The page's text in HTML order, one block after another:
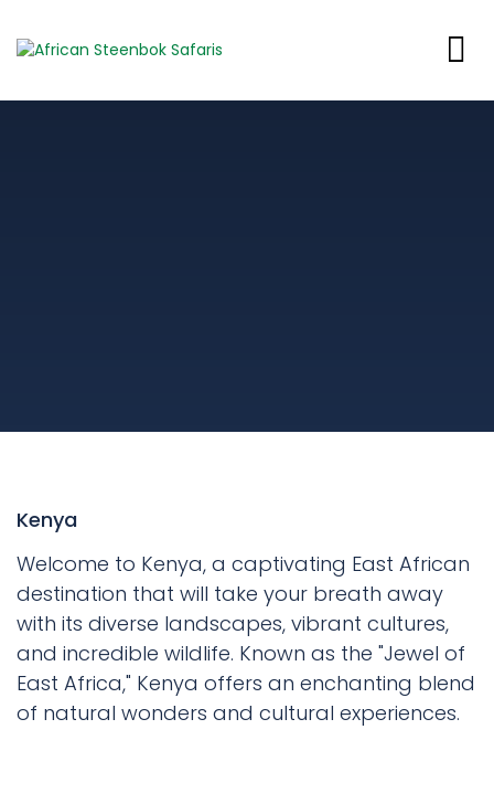
Kenya
Welcome to Kenya, a captivating East African
destination that will take your breath away
with its diverse landscapes, vibrant cultures,
and incredible wildlife. Known as the "Jewel of
East Africa," Kenya offers an enchanting blend
of natural wonders and cultural experiences.